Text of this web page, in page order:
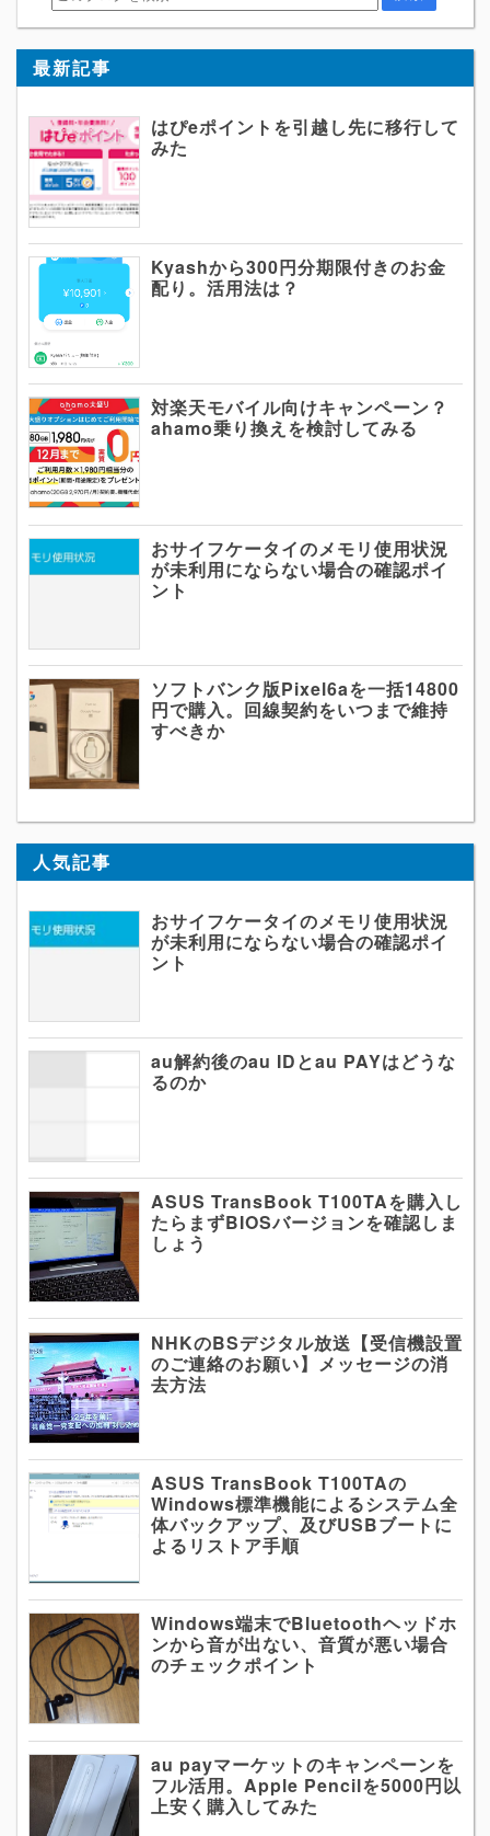
最新記事
はぴeポイントを引越し先に移行して
みた
Kyashから300円分期限付きのお金
配り。活用法は？
対楽天モバイル向けキャンペーン？
ahamo乗り換えを検討してみる
おサイフケータイのメモリ使用状況
が未利用にならない場合の確認ポイ
ント
ソフトバンク版Pixel6aを一括14800
円で購入。回線契約をいつまで維持
すべきか
人気記事
おサイフケータイのメモリ使用状況
が未利用にならない場合の確認ポイ
ント
au解約後のau IDとau PAYはどうな
るのか
ASUS TransBook T100TAを購入し
たらまずBIOSバージョンを確認しま
しょう
NHKのBSデジタル放送【受信機設置
のご連絡のお願い】メッセージの消
去方法
ASUS TransBook T100TAの
Windows標準機能によるシステム全
体バックアップ、及びUSBブートに
よるリストア手順
Windows端末でBluetoothヘッドホ
ンから音が出ない、音質が悪い場合
のチェックポイント
au payマーケットのキャンペーンを
フル活用。Apple Pencilを5000円以
上安く購入してみた